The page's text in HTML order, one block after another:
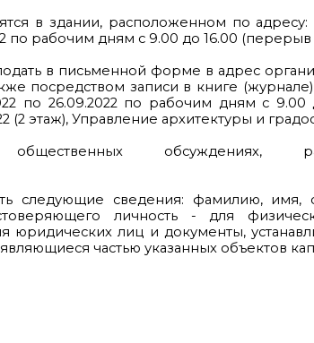
в здании, расположенном по
по рабочим дням с 9.00 до 16.00 (перерыв
в письменной форме в адрес
посредством записи в книге
по 26.09.2022 по рабочим дням с
этаж), Управление архитектуры и
следующие сведения: фамилию, имя,
личность - для
юридических лиц и документы,
частью указанных объектов